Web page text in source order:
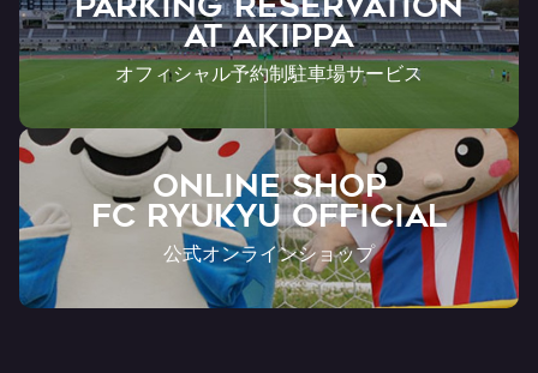
AT Akippa
オフィシャル予約制駐車場サービス
ONLINE SHOP
FC RYUKYU OFFICIAL
公式オンラインショップ